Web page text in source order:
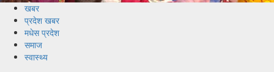
खबर
प्रदेश खबर
मधेस प्रदेश
समाज
स्वास्थ्य